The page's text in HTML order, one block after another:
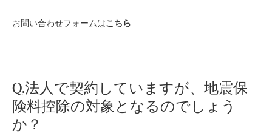
お問い合わせフォームはこちら
Q.法人で契約していますが、地震保
険料控除の対象となるのでしょう
か？